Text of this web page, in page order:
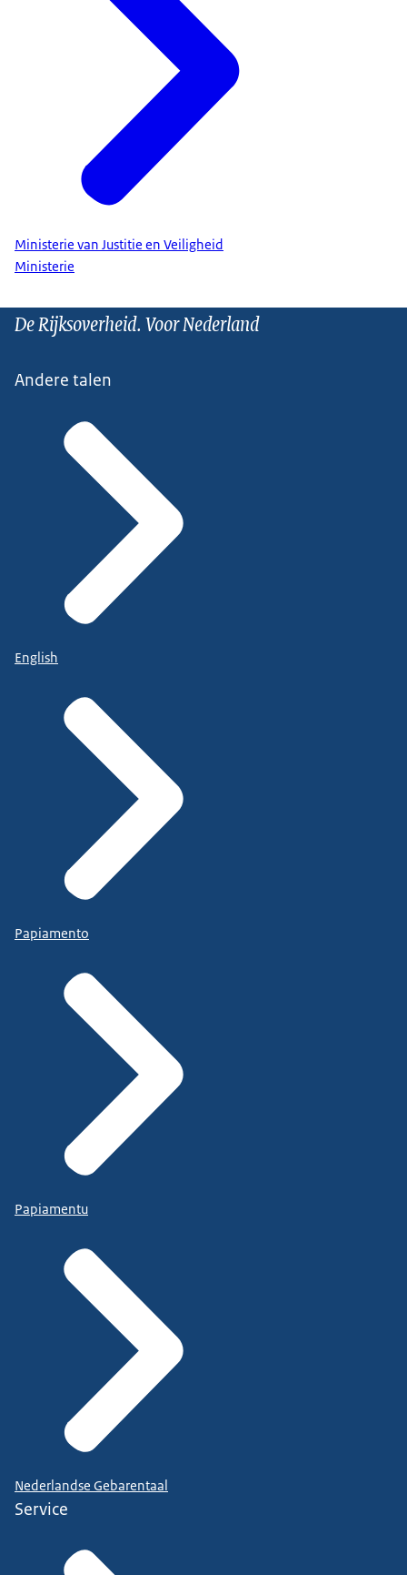
Ministerie van Justitie en Veiligheid
Ministerie
De Rijksoverheid. Voor Nederland
Andere talen
English
Papiamento
Papiamentu
Nederlandse Gebarentaal
Service